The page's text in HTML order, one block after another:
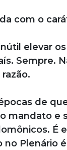
com o
elevar
Sempre.
de
mandato e
É
Plenário